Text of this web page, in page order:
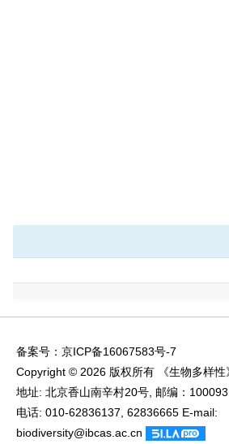
备案号： 京ICP备16067583号-7
Copyright © 2026 版权所有 《生物多样性
地址: 北京香山南辛村20号, 邮编：100093
电话: 010-62836137, 62836665 E-mail:
biodiversity@ibcas.ac.cn